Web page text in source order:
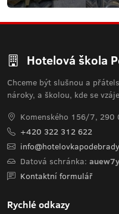
Hotelová škola
Chceme být slušnou a
nároky, a školou, kde se
Komenského 156/7, 290
+420 322 312 622
Datová schránka:
Kontaktní formulář
Rychlé odkazy